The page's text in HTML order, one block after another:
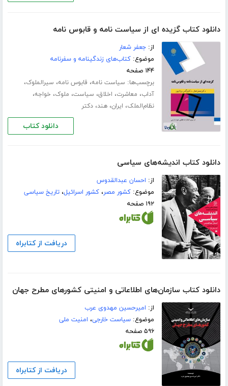
دانلود کتاب گزیده ای از سیاست نامه و قابوس نامه
از:جعفر شعار
موضوع:کتاب‌های زندگینامه و سفرنامه
۱۴۴ صفحه
برچسب‌ها: سیاست نامه، قابوس نامه، سیرالملوک،
آداب، معاشرت، اخلاق، سیاست، ملوک، خواجه،
نظام‌الملک، ایران،هند،دکتر
دانلود کتاب
دانلود کتاب اندیشه‌های سیاسی
از: احسان عبدالقدوس
موضوع:کشور مصر،کشور اسرائیل،تاریخ سیاسی
۱۹۲ صفحه
دریافت از کتابراه
دانلود کتاب سازمان‌های اطلاعاتی و امنیتی کشورهای مطرح جهان
از: امیرحسین مهدوی عرب
موضوع:سیاست خارجی، امنیت ملی
۵۹۶ صفحه
دریافت از کتابراه